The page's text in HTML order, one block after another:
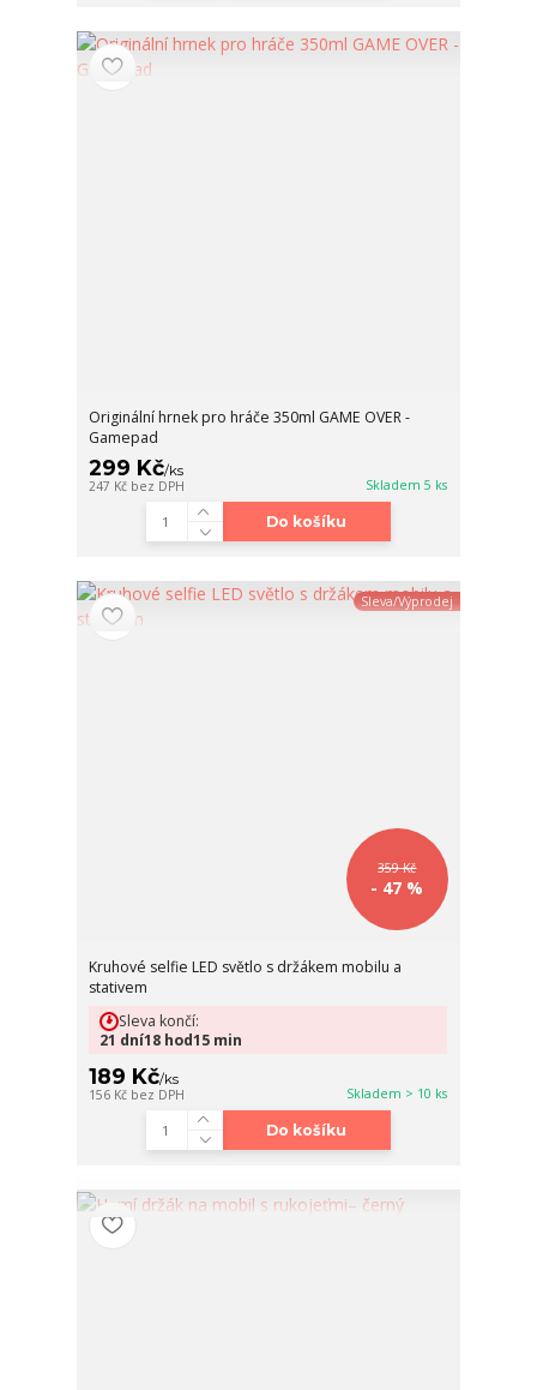
Originální hrnek pro hráče 350ml GAME OVER -
Gamepad
299 Kč/ks
247 Kč bez DPH Skladem 5 ks
Do košíku
Sleva/Výprodej
359 Kč
- 47 %
Kruhové selfie LED světlo s držákem mobilu a
stativem
189 Kč/ks
156 Kč bez DPH Skladem > 10 ks
Sleva končí:
21 dní18 hod15 min
Do košíku